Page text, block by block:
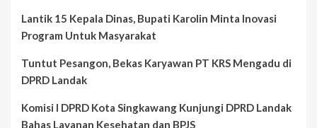
Lantik 15 Kepala Dinas, Bupati Karolin Minta Inovasi
Program Untuk Masyarakat
Tuntut Pesangon, Bekas Karyawan PT KRS Mengadu di
DPRD Landak
Komisi I DPRD Kota Singkawang Kunjungi DPRD Landak
Bahas Layanan Kesehatan dan BPJS